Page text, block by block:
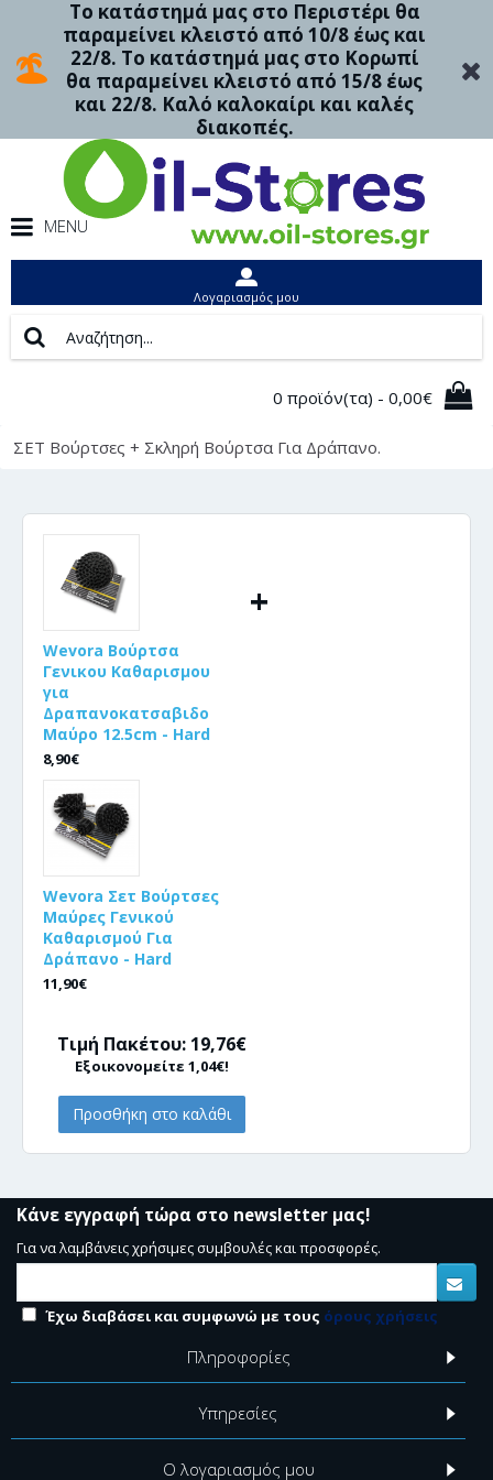
Το κατάστημά μας στο Περιστέρι θα
παραμείνει κλειστό από 10/8 έως και
22/8. Το κατάστημά μας στο Κορωπί
θα παραμείνει κλειστό από 15/8 έως
και 22/8. Καλό καλοκαίρι και καλές
διακοπές.
MENU
Λογαριασμός μου
0 προϊόν(τα) - 0,00€
ΣΕΤ Βούρτσες + Σκληρή Βούρτσα Για Δράπανο.
Wevora Βούρτσα
Γενικου Καθαρισμου
για
Δραπανοκατσαβιδο
Μαύρο 12.5cm - Hard
8,90€
+
Wevora Σετ Βούρτσες
Μαύρες Γενικού
Καθαρισμού Για
Δράπανο - Hard
11,90€
Τιμή Πακέτου: 19,76€
Εξοικονομείτε 1,04€!
Προσθήκη στο καλάθι
Κάνε εγγραφή τώρα στο newsletter μας!
Για να λαμβάνεις χρήσιμες συμβουλές και προσφορές.
Έχω διαβάσει και συμφωνώ με τους όρους χρήσεις
Πληροφορίες
Υπηρεσίες
Ο λογαριασμός μου